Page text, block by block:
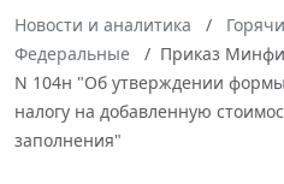
Новости и аналитика
Федеральные
Приказ
N 104н "Об утверждении
налогу на добавленную
заполнения"